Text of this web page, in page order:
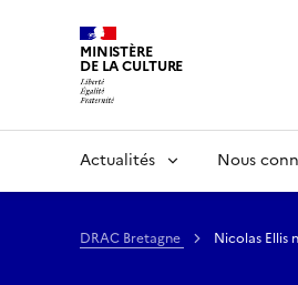
MINISTÈRE
DE LA CULTURE
Actualités Nous
DRAC Bretagne Nicolas Ellis